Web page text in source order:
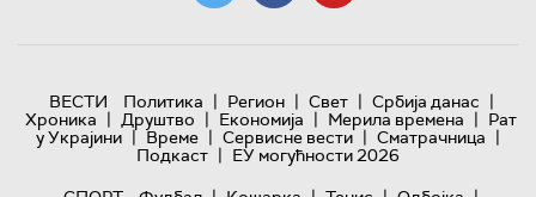
ВЕСТИ Политика | Регион | Свет | Србија данас |
Хроника | Друштво | Економија | Мерила времена | Рат
у Украјини | Време | Сервисне вести | Сматрачница |
Подкаст | ЕУ могућности 2026